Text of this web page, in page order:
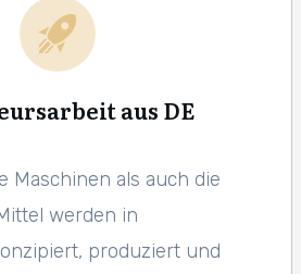
aus DE
Maschinen als auch die
werden in
produziert und